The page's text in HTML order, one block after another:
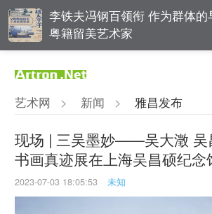
李铁夫冯钢百领衔 作为群体的
粤籍留美艺术家
翟莫梵：绘画少年的广阔天空
OCAT上海馆：参与构建上海
态的十年
“纤维”提问2022：存在何“缓”？
艺术网 > 新闻 > 雅昌发布
现场 | 三吴墨妙——吴大澂 吴
书画真迹展在上海吴昌硕纪念
2023-07-03 18:05:53 未知